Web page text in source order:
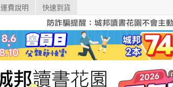
運費說明 快速到貨